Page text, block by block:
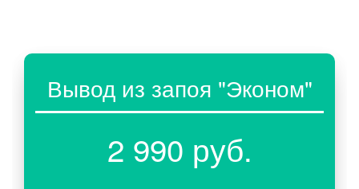
Вывод из запоя "Эконом"
2 990 руб.